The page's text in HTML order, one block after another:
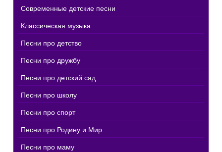
Современные детские песни
Классическая музыка
Песни про детство
Песни про дружбу
Песни про детский сад
Песни про школу
Песни про спорт
Песни про Родину и Мир
Песни про маму